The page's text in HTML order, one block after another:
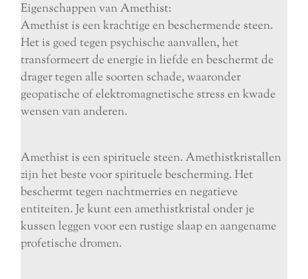
Eigenschappen van Amethist:
Amethist is een krachtige en beschermende steen.
Het is goed tegen psychische aanvallen, het
transformeert de energie in liefde en beschermt de
drager tegen alle soorten schade, waaronder
geopatische of elektromagnetische stress en kwade
wensen van anderen.
Amethist is een spirituele steen. Amethistkristallen
zijn het beste voor spirituele bescherming. Het
beschermt tegen nachtmerries en negatieve
entiteiten. Je kunt een amethistkristal onder je
kussen leggen voor een rustige slaap en aangename
profetische dromen.